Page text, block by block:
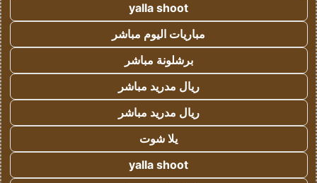
yalla shoot
مباريات اليوم مباشر
برشلونة مباشر
ريال مدريد مباشر
ريال مدريد مباشر
يلا شوت
yalla shoot